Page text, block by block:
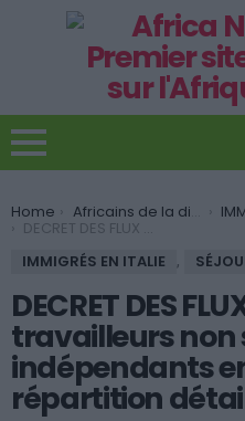
You are here:
Home Africains de la diaspora
DECRET DES FLUX 2020 – Entrée de travailleurs non saisonniers et indépendants en Italie: répartition détaillée des quotas
IMMIGRÉS EN ITALIE
,
DECRET DES
travailleurs non
indépendants
répartition